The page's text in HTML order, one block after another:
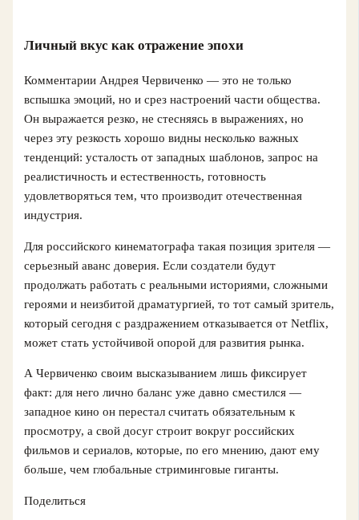
Личный вкус как отражение эпохи
Комментарии Андрея Червиченко — это не только
вспышка эмоций, но и срез настроений части общества.
Он выражается резко, не стесняясь в выражениях, но
через эту резкость хорошо видны несколько важных
тенденций: усталость от западных шаблонов, запрос на
реалистичность и естественность, готовность
удовлетворяться тем, что производит отечественная
индустрия.
Для российского кинематографа такая позиция зрителя —
серьезный аванс доверия. Если создатели будут
продолжать работать с реальными историями, сложными
героями и неизбитой драматургией, то тот самый зритель,
который сегодня с раздражением отказывается от Netflix,
может стать устойчивой опорой для развития рынка.
А Червиченко своим высказыванием лишь фиксирует
факт: для него лично баланс уже давно сместился —
западное кино он перестал считать обязательным к
просмотру, а свой досуг строит вокруг российских
фильмов и сериалов, которые, по его мнению, дают ему
больше, чем глобальные стриминговые гиганты.
Поделиться